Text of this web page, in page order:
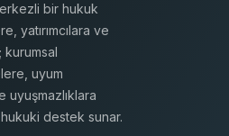
bir hukuk
yatırımcılara ve
uyum
destek sunar.